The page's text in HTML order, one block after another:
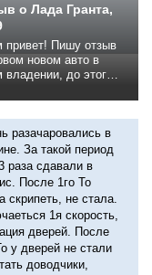
о Лада Гранта,
привет! Пишу отзыв
новом авто в
владении, до этого
целых 11 лет.
к новому
авто, АКПП
вариант
б/у авто (Фокус,
но нечего
не смог и
пал на...
разачаровались в
За такой период
раза сдавали в
После 1го То
скрипеть, не стала.
1я скорость,
дверей. После
у дверей не стали
доводчики,